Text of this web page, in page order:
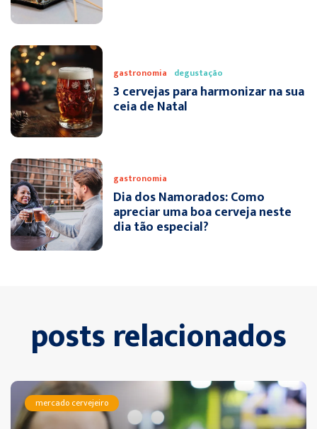
gastronomia degustação
3 cervejas para harmonizar na sua
ceia de Natal
gastronomia
Dia dos Namorados: Como
apreciar uma boa cerveja neste
dia tão especial?
posts relacionados
mercado cervejeiro